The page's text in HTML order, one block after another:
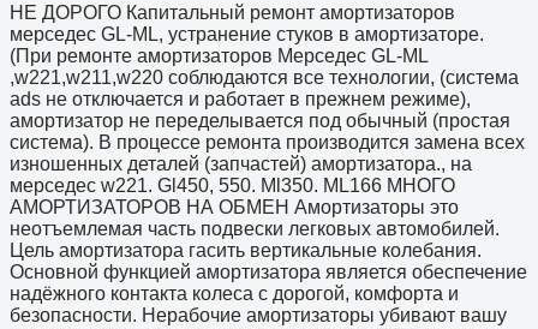
НЕ ДОРОГО Капитальный ремонт амортизаторов
мерседес GL-ML, устранение стуков в амортизаторе.
(При ремонте амортизаторов Мерседес GL-ML
,w221,w211,w220 соблюдаются все технологии, (система
ads не отключается и работает в прежнем режиме),
амортизатор не переделывается под обычный (простая
система). В процессе ремонта производится замена всех
изношенных деталей (запчастей) амортизатора., на
мерседес w221. Gl450, 550. Ml350. ML166 МНОГО
АМОРТИЗАТОРОВ НА ОБМЕН Амортизаторы это
неотъемлемая часть подвески легковых автомобилей.
Цель амортизатора гасить вертикальные колебания.
Основной функцией амортизатора является обеспечение
надёжного контакта колеса с дорогой, комфорта и
безопасности. Нерабочие амортизаторы убивают вашу